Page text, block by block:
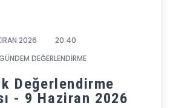
2026
20:40
DEĞERLENDİRME
Değerlendirme
- 9 Haziran 2026